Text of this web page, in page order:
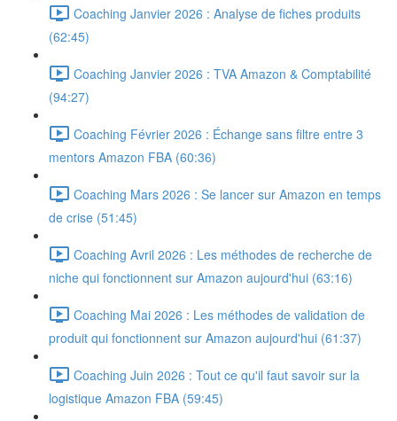
Coaching Janvier 2026 : Analyse de fiches produits
(62:45)
Coaching Janvier 2026 : TVA Amazon & Comptabilité
(94:27)
Coaching Février 2026 : Échange sans filtre entre 3
mentors Amazon FBA (60:36)
Coaching Mars 2026 : Se lancer sur Amazon en temps
de crise (51:45)
Coaching Avril 2026 : Les méthodes de recherche de
niche qui fonctionnent sur Amazon aujourd'hui (63:16)
Coaching Mai 2026 : Les méthodes de validation de
produit qui fonctionnent sur Amazon aujourd'hui (61:37)
Coaching Juin 2026 : Tout ce qu'il faut savoir sur la
logistique Amazon FBA (59:45)